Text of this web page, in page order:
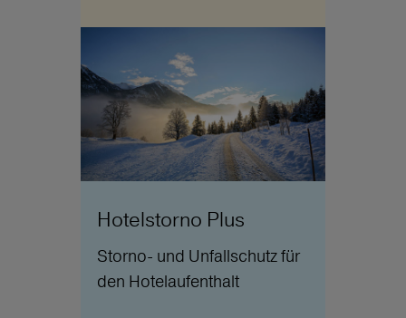
Hotelstorno Plus
Storno- und Unfallschutz für
den Hotelaufenthalt